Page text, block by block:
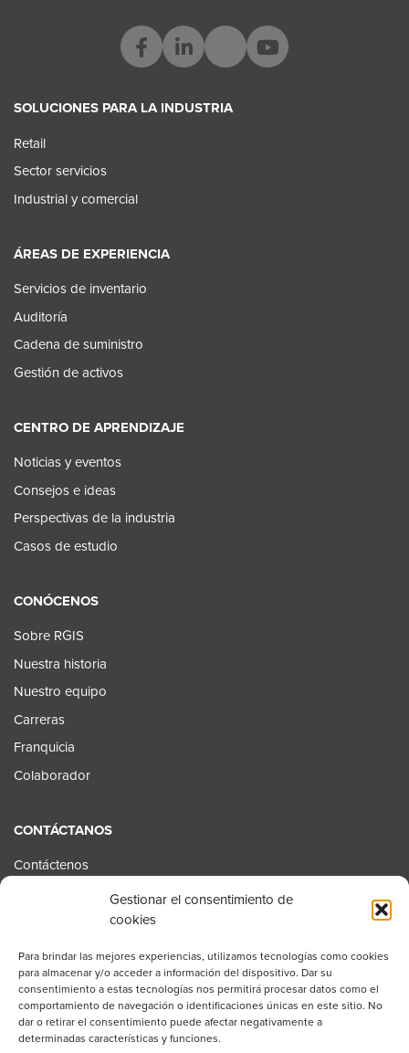
Gestionar el consentimiento de
cookies
Para brindar las mejores experiencias, utilizamos tecnologías como cookies
para almacenar y/o acceder a información del dispositivo. Dar su
consentimiento a estas tecnologías nos permitirá procesar datos como el
comportamiento de navegación o identificaciones únicas en este sitio. No
dar o retirar el consentimiento puede afectar negativamente a
determinadas características y funciones.
SOLUCIONES PARA LA INDUSTRIA
Retail
Sector servicios
Industrial y comercial
ÁREAS DE EXPERIENCIA
Servicios de inventario
Auditoría
Cadena de suministro
Gestión de activos
CENTRO DE APRENDIZAJE
Noticias y eventos
Consejos e ideas
Perspectivas de la industria
Casos de estudio
CONÓCENOS
Sobre RGIS
Nuestra historia
Nuestro equipo
Carreras
Franquicia
Colaborador
CONTÁCTANOS
Contáctenos
Contáctenos Recursos Humanos
Consulta de franquicia
© 2026 RGIS.Todos los derechos reservados